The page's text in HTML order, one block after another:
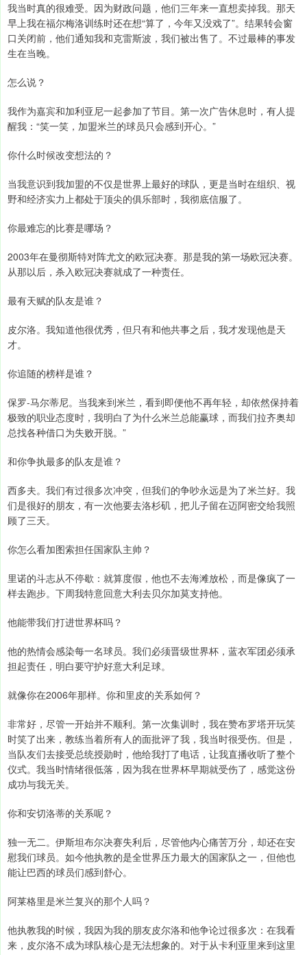
我当时真的很难受。因为财政问题，他们三年来一直想卖掉我。那天
早上我在福尔梅洛训练时还在想“算了，今年又没戏了”。结果转会窗
口关闭前，他们通知我和克雷斯波，我们被出售了。不过最棒的事发
生在当晚。
怎么说？
我作为嘉宾和加利亚尼一起参加了节目。第一次广告休息时，有人提
醒我：“笑一笑，加盟米兰的球员只会感到开心。”
你什么时候改变想法的？
当我意识到我加盟的不仅是世界上最好的球队，更是当时在组织、视
野和经济实力上都处于顶尖的俱乐部时，我彻底信服了。
你最难忘的比赛是哪场？
2003年在曼彻斯特对阵尤文的欧冠决赛。那是我的第一场欧冠决赛。
从那以后，杀入欧冠决赛就成了一种责任。
最有天赋的队友是谁？
皮尔洛。我知道他很优秀，但只有和他共事之后，我才发现他是天
才。
你追随的榜样是谁？
保罗-马尔蒂尼。当我来到米兰，看到即便他不再年轻，却依然保持着
极致的职业态度时，我明白了为什么米兰总能赢球，而我们拉齐奥却
总找各种借口为失败开脱。”
和你争执最多的队友是谁？
西多夫。我们有过很多次冲突，但我们的争吵永远是为了米兰好。我
们是很好的朋友，有一次他要去洛杉矶，把儿子留在迈阿密交给我照
顾了三天。
你怎么看加图索担任国家队主帅？
里诺的斗志从不停歇：就算度假，他也不去海滩放松，而是像疯了一
样去跑步。下周我特意回意大利去贝尔加莫支持他。
他能带我们打进世界杯吗？
他的热情会感染每一名球员。我们必须晋级世界杯，蓝衣军团必须承
担起责任，明白要守护好意大利足球。
就像你在2006年那样。你和里皮的关系如何？
非常好，尽管一开始并不顺利。第一次集训时，我在赞布罗塔开玩笑
时笑了出来，教练当着所有人的面批评了我，我当时很受伤。但是，
当队友们去接受总统授勋时，他给我打了电话，让我直播收听了整个
仪式。我当时情绪很低落，因为我在世界杯早期就受伤了，感觉这份
成功与我无关。
你和安切洛蒂的关系呢？
独一无二。伊斯坦布尔决赛失利后，尽管他内心痛苦万分，却还在安
慰我们球员。如今他执教的是全世界压力最大的国家队之一，但他也
能让巴西的球员们感到舒心。
阿莱格里是米兰复兴的那个人吗？
他执教我的时候，我因为我的朋友皮尔洛和他争论过很多次：在我看
来，皮尔洛不成为球队核心是无法想象的。对于从卡利亚里来到这里